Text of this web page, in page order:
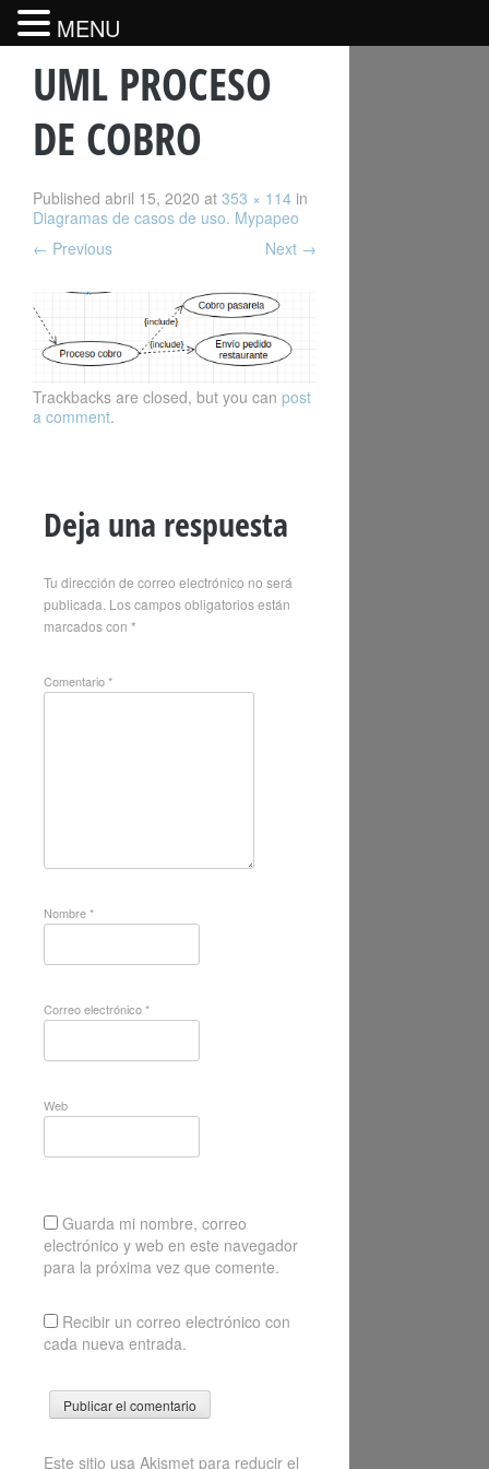
UML PROCESO
DE COBRO
Published abril 15, 2020 at 353 × 114 in
Diagramas de casos de uso. Mypapeo
← Previous Next →
Trackbacks are closed, but you can post
a comment.
Deja una respuesta
Tu dirección de correo electrónico no será
publicada. Los campos obligatorios están
marcados con *
Comentario*
Nombre*
Correo electrónico*
Web
Guarda mi nombre, correo
electrónico y web en este navegador
para la próxima vez que comente.
Recibir un correo electrónico con
cada nueva entrada.
Este sitio usa Akismet para reducir el
MENU